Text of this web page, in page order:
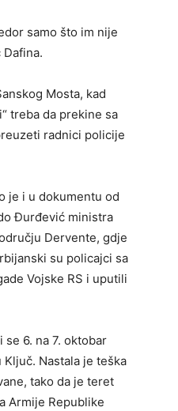
samo što im nije
Mosta, kad
treba da prekine sa
radnici policije
je i u dokumentu od
Đurđević ministra
Dervente, gdje
su policajci sa
Vojske RS i uputili
se 6. na 7. oktobar
Nastala je teška
tako da je teret
Armije Republike